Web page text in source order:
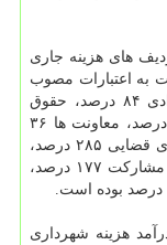
های هزینه جاری
به اعتبارات مصوب
در ردیف های حقوق پرسنل رسمی و قراردادی ۸۴ درصد، حقوق
سازمان ها و شركت ها و ادارات مستقل ۸۷ درصد، معاونت ها ۳۶
درصد، ادارات مستقل ۱۳۳ درصد، برداشت های قضایی ۲۸۵ درصد،
بازپرداخت اصل و سود تسهیلات و سود اوراق مشاركت ۱۷۷ درصد،
هزینه شهرداری